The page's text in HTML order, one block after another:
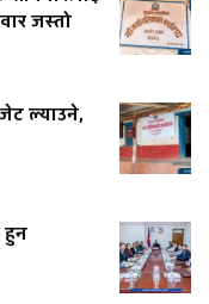
जस्तो
ल्याउने,
हुन